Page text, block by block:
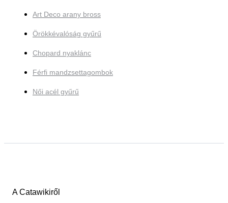
Art Deco arany bross
Örökkévalóság gyűrű
Chopard nyaklánc
Férfi mandzsettagombok
Női acél gyűrű
A Catawikiről